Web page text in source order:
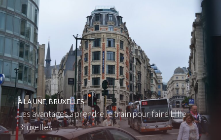
Les avantages à prendre le train pour faire Lille
Bruxelles
À LA UNE, BRUXELLES